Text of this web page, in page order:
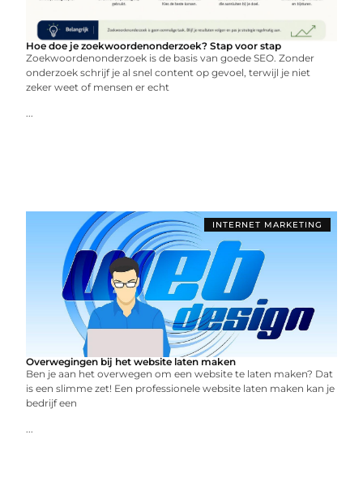
Hoe doe je zoekwoordenonderzoek? Stap voor stap
Zoekwoordenonderzoek is de basis van goede SEO. Zonder
onderzoek schrijf je al snel content op gevoel, terwijl je niet
zeker weet of mensen er echt
...
INTERNET MARKETING
Overwegingen bij het website laten maken
Ben je aan het overwegen om een website te laten maken? Dat
is een slimme zet! Een professionele website laten maken kan je
bedrijf een
...